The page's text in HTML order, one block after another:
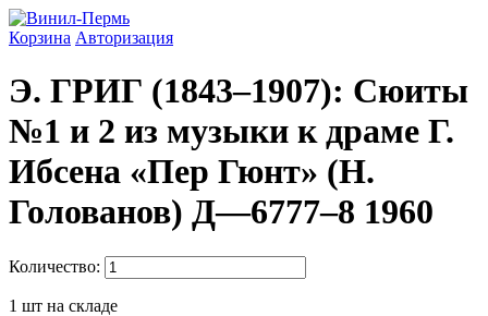
Корзина Авторизация
Э. ГРИГ (1843–1907): Сюиты
№1 и 2 из музыки к драме Г.
Ибсена «Пер Гюнт» (Н.
Голованов) Д—6777–8 1960
Количество:
1 шт на складе